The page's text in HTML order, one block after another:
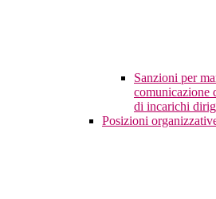
Sanzioni per
comunicazione
di incarichi
Posizioni